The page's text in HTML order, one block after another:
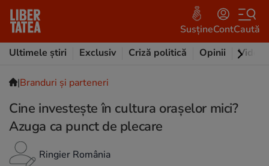
SusțineContCaută
Ultimele știri
Exclusiv Criză politică Opinii Video
|Branduri și parteneri
Cine investește în cultura orașelor mici?
Azuga ca punct de plecare
Ringier România